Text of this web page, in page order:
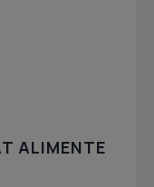
ALIMENTE